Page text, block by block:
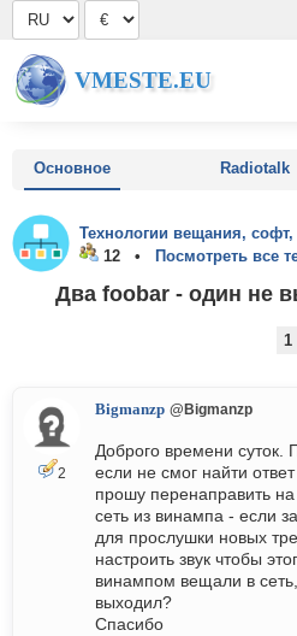
VMESTE.EU
Основное Radiotalk
Технологии вещания,
12 •
Посмотреть все
Два foobar - один не
1
2
Bigmanzp @Bigmanzp
Доброго времени
если не смог найти
прошу перенаправить
сеть из винампа - если
для прослушки новых
настроить звук чтобы
винампом вещали в
выходил?
Спасибо